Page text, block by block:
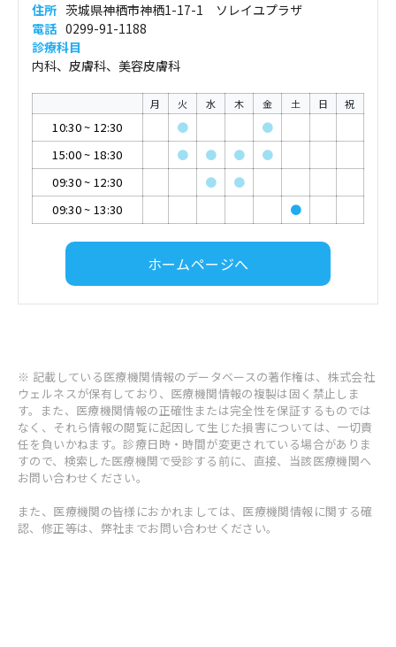
住所 茨城県神栖市神栖1-17-1 ソレイユプラザ
電話 0299-91-1188
診療科目
内科、皮膚科、美容皮膚科
月 火 水 木 金 土 日 祝
10:30~ 12:30 ●
●
15:00~ 18:30 ● ● ●
●
09:30~ 12:30 ●
●
09:30~ 13:30 ●
ホームページへ
※ 記載している医療機関情報のデータベースの著作権は、株式会社
ウェルネスが保有しており、医療機関情報の複製は固く禁止しま
す。また、医療機関情報の正確性または完全性を保証するものでは
なく、それら情報の閲覧に起因して生じた損害については、一切責
任を負いかねます。診療日時・時間が変更されている場合がありま
すので、検索した医療機関で受診する前に、直接、当該医療機関へ
お問い合わせください。
また、医療機関の皆様におかれましては、医療機関情報に関する確
認、修正等は、弊社までお問い合わせください。